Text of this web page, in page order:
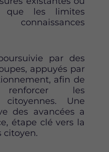
que les limites
par des
appuyés par
afin de
les
citoyennes. Une
des avancées a
étape clé vers la
citoyen.